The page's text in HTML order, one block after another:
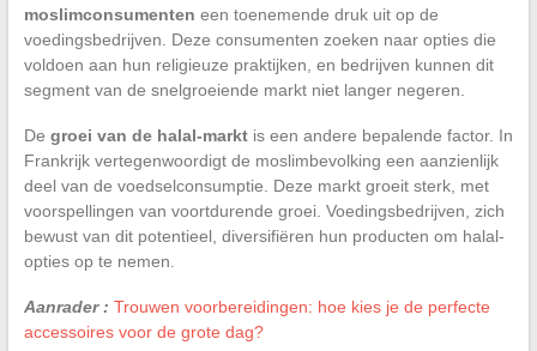
moslimconsumenten een toenemende druk uit op de
voedingsbedrijven. Deze consumenten zoeken naar opties die
voldoen aan hun religieuze praktijken, en bedrijven kunnen dit
segment van de snelgroeiende markt niet langer negeren.
De groei van de halal-marktis een andere bepalende factor. In
Frankrijk vertegenwoordigt de moslimbevolking een aanzienlijk
deel van de voedselconsumptie. Deze markt groeit sterk, met
voorspellingen van voortdurende groei. Voedingsbedrijven, zich
bewust van dit potentieel, diversifiëren hun producten om halal-
opties op te nemen.
Aanrader : Trouwen voorbereidingen: hoe kies je de perfecte
accessoires voor de grote dag?